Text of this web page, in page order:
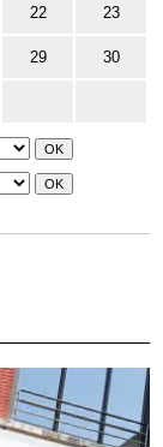
22 23
29 30